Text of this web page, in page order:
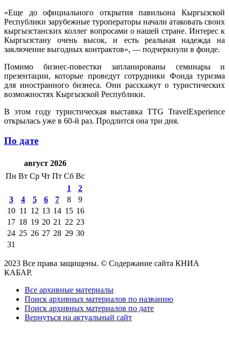
«Еще до официального открытия павильона Кыргызской
Республики зарубежные туроператоры начали атаковать своих
кыргызстанских коллег вопросами о нашей стране. Интерес к
Кыргызстану очень высок, и есть реальная надежда на
заключение выгодных контрактов», — подчеркнули в фонде.
Помимо бизнес-повестки запланированы семинары и
презентации, которые проведут сотрудники Фонда туризма
для иностранного бизнеса. Они расскажут о туристических
возможностях Кыргызской Республики.
В этом году туристическая выставка TTG TravelExperience
открылась уже в 60-й раз. Продлится она три дня.
По дате
август 2026
Пн Вт Ср Чт Пт Сб Вс
1
2
3
4 5 6 7 8
9
10 11 12 13 14 15 16
17 18 19 20 21 22 23
24 25 26 27 28 29 30
31
2023 Все права защищены. © Содержание сайта КНИА
КАБАР.
Все архивные материалы
Поиск архивных материалов по названию
Поиск архивных материалов по дате
Вернуться на актуальный сайт